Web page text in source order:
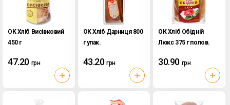
ОК Хліб Висівковий
450 г
47.20 грн
ОК Хліб Дарниця 800
г упак.
43.20 грн
ОК Хліб Обідній
Люкс 375 г полов.
30.90 грн